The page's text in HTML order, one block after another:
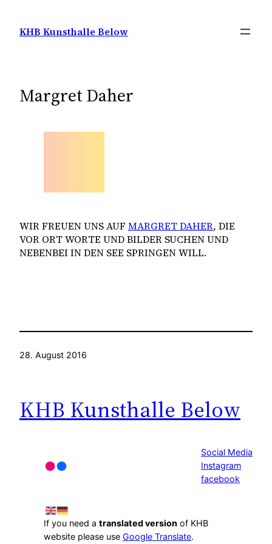
springen
KHB Kunsthalle Below
Margret Daher
WIR FREUEN UNS AUF MARGRET DAHER, DIE
VOR ORT WORTE UND BILDER SUCHEN UND
NEBENBEI IN DEN SEE SPRINGEN WILL.
28. August 2016
KHB Kunsthalle Below
Social Media
Instagram
facebook
If you need a translated version of KHB
website please use Google Translate.